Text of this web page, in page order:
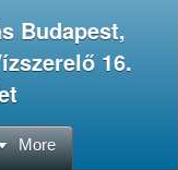
Budapest,
16.
More